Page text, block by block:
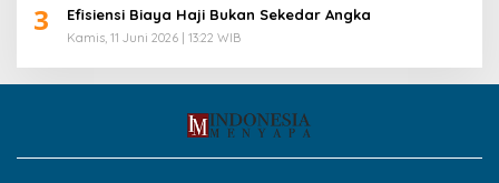
3 Efisiensi Biaya Haji Bukan Sekedar Angka
Kamis, 11 Juni 2026 | 13:22 WIB